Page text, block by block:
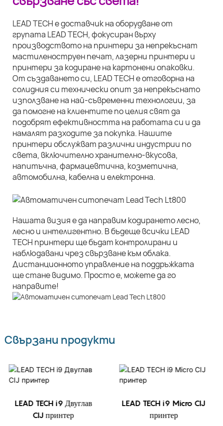
LEAD TECH е доставчик на оборудване от
групата LEAD TECH, фокусиран върху
производството на принтери за непрекъснат
мастиленоструен печат, лазерни принтери и
принтери за кодиране на картонени опаковки.
От създаването си, LEAD TECH е отговорна на
солидния си технически опит за непрекъснато
използване на най-съвременни технологии, за
да помогне на клиентите по целия свят да
подобрят ефективността на работата си и да
намалят разходите за покупка. Нашите
принтери обслужват различни индустрии по
света, включително хранително-вкусова,
напитъчна, фармацевтична, козметична,
автомобилна, кабелна и електронна.
Нашата визия е да направим кодирането лесно,
лесно и интелигентно. В бъдеще всички LEAD
TECH принтери ще бъдат контролирани и
наблюдавани чрез свързване към облака.
Дистанционното управление на поддръжката
ще стане видимо. Просто е, можете да го
направите!
Свързани продукти
LEAD TECH i9 Двуглав
CIJ принтер
LEAD TECH i9 Micro CIJ
принтер